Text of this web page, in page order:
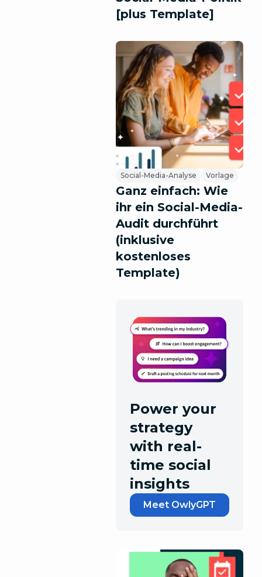
[plus Template]
Social-Media-Analyse Vorlage
Ganz einfach: Wie
ihr ein Social-Media-
Audit durchführt
(inklusive
kostenloses
Template)
Power your
strategy
with real-
time social
insights
Meet OwlyGPT